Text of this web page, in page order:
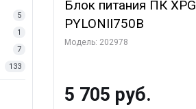
5
1
7
133
Блок питания ПК XPG
PYLONII750B
Модель: 202978
5 705 руб.